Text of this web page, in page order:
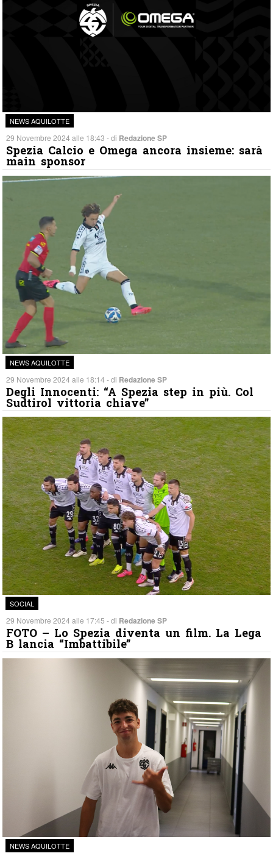
NEWS AQUILOTTE
29 Novembre 2024 alle 18:43 - di Redazione SP
Spezia Calcio e Omega ancora insieme: sarà
main sponsor
NEWS AQUILOTTE
29 Novembre 2024 alle 18:14 - di Redazione SP
Degli Innocenti: “A Spezia step in più. Col
Sudtirol vittoria chiave”
SOCIAL
29 Novembre 2024 alle 17:45 - di Redazione SP
FOTO – Lo Spezia diventa un film. La Lega
B lancia “Imbattibile”
NEWS AQUILOTTE